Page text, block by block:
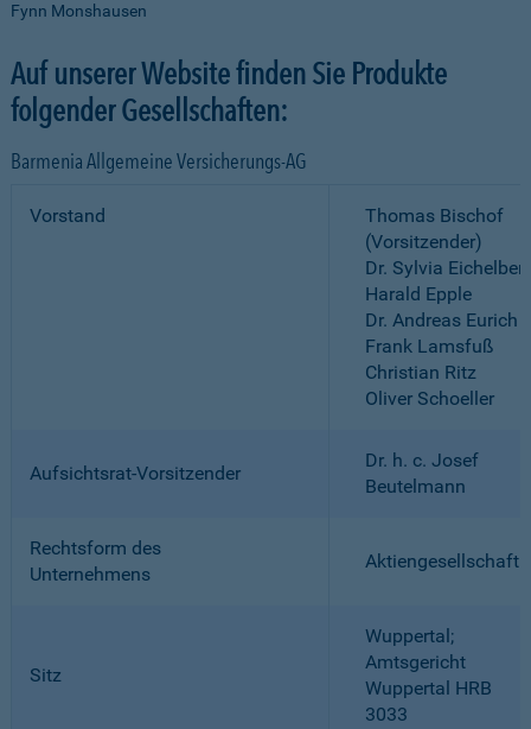
Fynn Monshausen
Auf unserer Website finden Sie Produkte
folgender Gesellschaften:
Barmenia Allgemeine Versicherungs-AG
Vorstand
Thomas Bischof
(Vorsitzender)
Dr. Sylvia
Harald Epple
Dr. Andreas Eurich
Frank Lamsfuß
Christian Ritz
Oliver Schoeller
Aufsichtsrat-Vorsitzender
Dr. h. c. Josef
Beutelmann
Rechtsform des
Unternehmens
Aktiengesellschaft
Sitz
Wuppertal;
Amtsgericht
Wuppertal HRB
3033